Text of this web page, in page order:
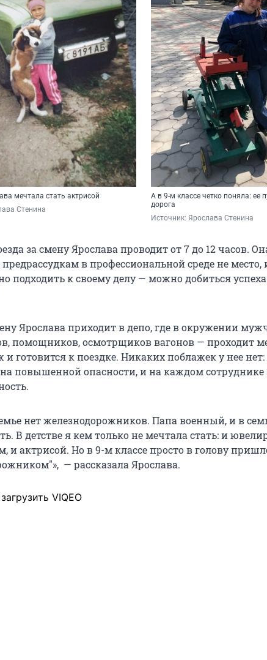
мечтала стать актрисой
Стенина
А в 9-м классе четко поняла: ее
дорога
Источник: Ярослава Стенина
за смену Ярослава проводит от 7 до 12 часов.
в профессиональной среде не место,
подходить к своему делу — можно добиться
Ярослава приходит в депо, где в окружении
помощников, осмотрщиков вагонов — проходит
и готовится к поездке. Никаких поблажек у нее
повышенной опасности, и на каждом сотруднике
нет железнодорожников. Папа военный, и в
В детстве я кем только не мечтала стать: и
и актрисой. Но в 9-м классе просто в голову
"», — рассказала Ярослава.
VIQEO